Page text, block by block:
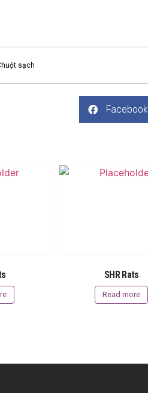
sạch
Facebook
SHR Rats
Read more